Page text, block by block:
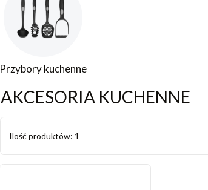
Przybory kuchenne
AKCESORIA KUCHENNE
Ilość produktów: 1